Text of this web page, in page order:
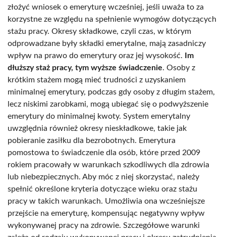
złożyć wniosek o emeryturę wcześniej, jeśli uważa to za
korzystne ze względu na spełnienie wymogów dotyczących
stażu pracy. Okresy składkowe, czyli czas, w którym
odprowadzane były składki emerytalne, mają zasadniczy
wpływ na prawo do emerytury oraz jej wysokość.
Im
dłuższy staż pracy, tym wyższe świadczenie. Osoby z
krótkim stażem mogą mieć trudności z uzyskaniem
minimalnej emerytury, podczas gdy osoby z długim stażem,
lecz niskimi zarobkami, mogą ubiegać się o podwyższenie
emerytury do minimalnej kwoty. System emerytalny
uwzględnia również okresy nieskładkowe, takie jak
pobieranie zasiłku dla bezrobotnych. Emerytura
pomostowa to świadczenie dla osób, które przed 2009
rokiem pracowały w warunkach szkodliwych dla zdrowia
lub niebezpiecznych. Aby móc z niej skorzystać, należy
spełnić określone kryteria dotyczące wieku oraz stażu
pracy w takich warunkach. Umożliwia ona wcześniejsze
przejście na emeryturę, kompensując negatywny wpływ
wykonywanej pracy na zdrowie. Szczegółowe warunki